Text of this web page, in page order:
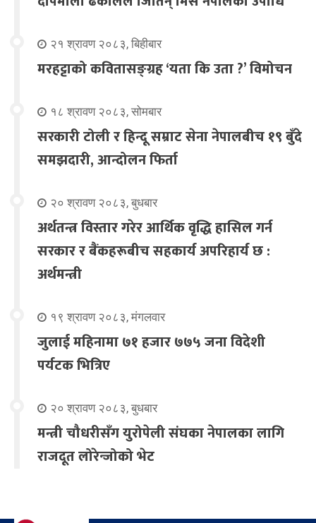
२१ श्रावण २०८३, बिहीबार
मरहट्टाको कवितासङ्ग्रह ‘यता कि उता ?’ विमोचन
१८ श्रावण २०८३, सोमबार
सरकारी टोली र हिन्दू सम्राट सेना नेपालबीच १९ बुँदे
समझदारी, आन्दोलन फिर्ता
२० श्रावण २०८३, बुधबार
अर्थतन्त्र विस्तार गरेर आर्थिक वृद्धि हासिल गर्न
सरकार र बैंकहरूबीच सहकार्य अपरिहार्य छ :
अर्थमन्त्री
१९ श्रावण २०८३, मंगलवार
जुलाई महिनामा ७१ हजार ७७५ जना विदेशी
पर्यटक भित्रिए
२० श्रावण २०८३, बुधबार
मन्त्री चौधरीसँग युरोपेली संघका नेपालका लागि
राजदूत लोरेन्जोको भेट